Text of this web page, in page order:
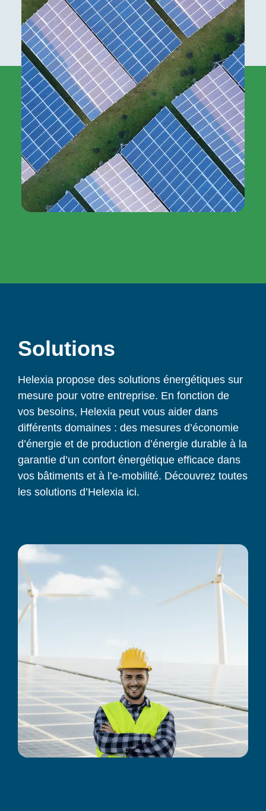
Solutions
Helexia propose des solutions énergétiques sur
mesure pour votre entreprise. En fonction de
vos besoins, Helexia peut vous aider dans
différents domaines : des mesures d’économie
d’énergie et de production d’énergie durable à la
garantie d’un confort énergétique efficace dans
vos bâtiments et à l’e-mobilité. Découvrez toutes
les solutions d’Helexia ici.